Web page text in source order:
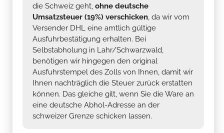
die Schweiz geht, ohne deutsche
Umsatzsteuer (19%) verschicken, da wir vom
Versender DHL eine amtlich gültige
Ausfuhrbestätigung erhalten. Bei
Selbstabholung in Lahr/Schwarzwald,
benötigen wir hingegen den original
Ausfuhrstempel des Zolls von Ihnen, damit wir
Ihnen nachträglich die Steuer zurück erstatten
können. Das gleiche gilt, wenn Sie die Ware an
eine deutsche Abhol-Adresse an der
schweizer Grenze schicken lassen.